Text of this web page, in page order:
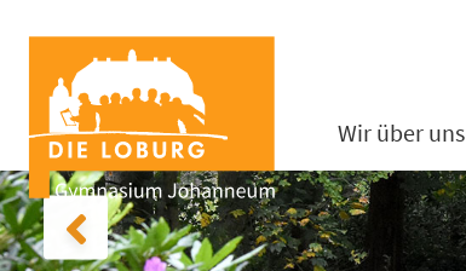
Wir über uns